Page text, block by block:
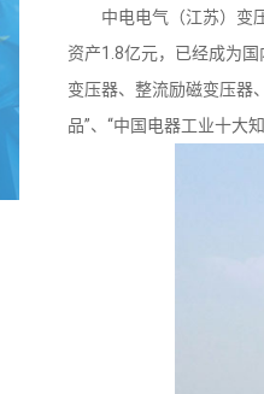
中电电气（江苏）变压
资产1.8亿元，已经成为
变压器、整流励磁变压器
品”、“中国电器工业十大